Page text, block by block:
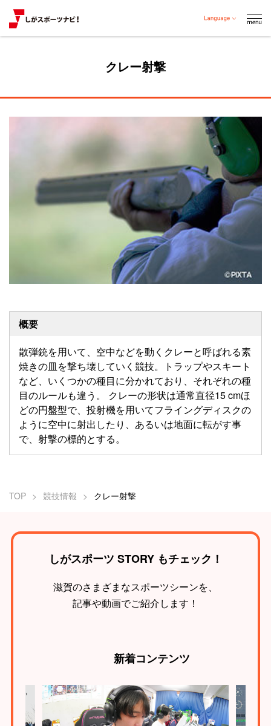
クレー射撃
TOP 競技情報 クレー射撃
概要
散弾銃を用いて、空中などを動くクレーと呼ばれる素
焼きの皿を撃ち壊していく競技。トラップやスキート
など、いくつかの種目に分かれており、それぞれの種
目のルールも違う。 クレーの形状は通常直径15 cmほ
どの円盤型で、投射機を用いてフライングディスクの
ように空中に射出したり、あるいは地面に転がす事
で、射撃の標的とする。
しがスポーツ STORY もチェック！
滋賀のさまざまなスポーツシーンを、
記事や動画でご紹介します！
新着コンテンツ